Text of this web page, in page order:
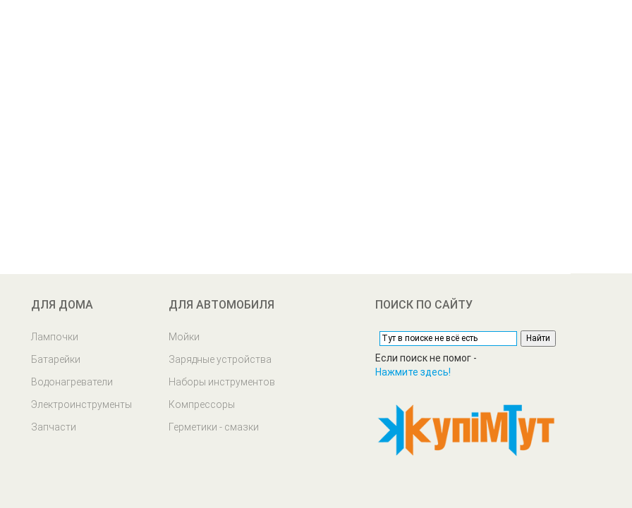
ДЛЯ ДОМА
Лампочки
Батарейки
Водонагреватели
Электроинструменты
Запчасти
ДЛЯ АВТОМОБИЛЯ
Мойки
Зарядные устройства
Наборы инструментов
Компрессоры
Герметики - смазки
ПОИСК ПО САЙТУ
Если поиск не помог -
Нажмите здесь!